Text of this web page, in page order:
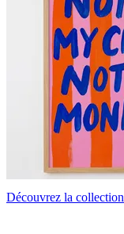
Découvrez la collection